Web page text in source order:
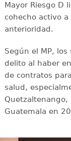
Mayor Riesgo D
cohecho activo
anterioridad.
Según el MP,
delito al haber
de contratos
salud,
Quetzaltenango,
Guatemala en